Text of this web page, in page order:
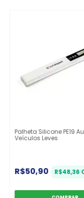
Palheta Silicone PE19
Veículos Leves
R$50,90 R$48,36